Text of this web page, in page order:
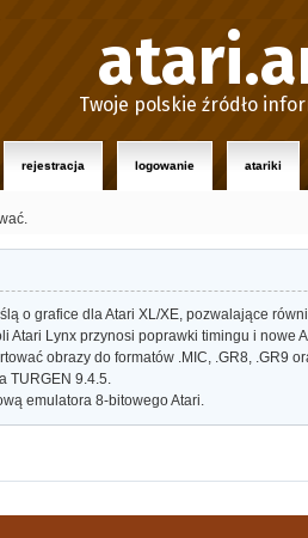
Twoje polskie źródło
rejestracja logowanie atariki
o grafice dla Atari XL/XE, pozwalające
Atari Lynx przynosi poprawki timingu i nowe
obrazy do formatów .MIC, .GR8, .GR9
TURGEN 9.4.5.
emulatora 8-bitowego Atari.